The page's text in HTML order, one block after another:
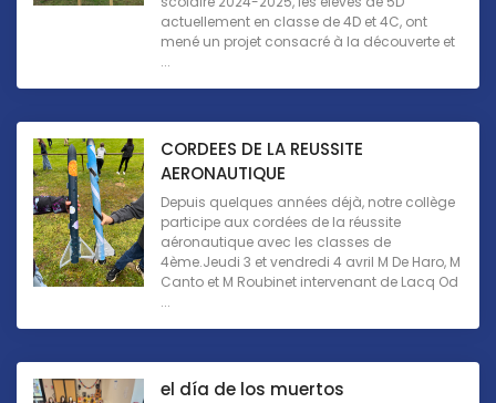
actuellement en classe de 4D et 4C, ont
mené un projet consacré à la découverte et
...
CORDEES DE LA REUSSITE
AERONAUTIQUE
Depuis quelques années déjà, notre collège
participe aux cordées de la réussite
aéronautique avec les classes de
4ème.Jeudi 3 et vendredi 4 avril M De Haro, M
Canto et M Roubinet intervenant de Lacq Od
...
el día de los muertos